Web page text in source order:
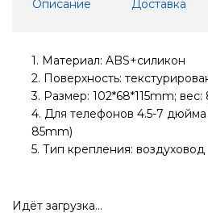
Описание Доставка
1. Материал: ABS+силикон
2. Поверхность:
3. Размер: 102*68*115mm; вес:
4. Для телефонов 4.5-7
85mm)
5. Тип крепления: воздуховод
Идёт загрузка...